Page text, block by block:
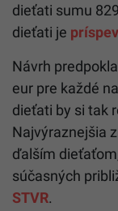
dieťati sumu
dieťati je
Návrh
eur pre každé
dieťati by si tak
Najvýraznejšia
ďalším
súčasných
STVR.